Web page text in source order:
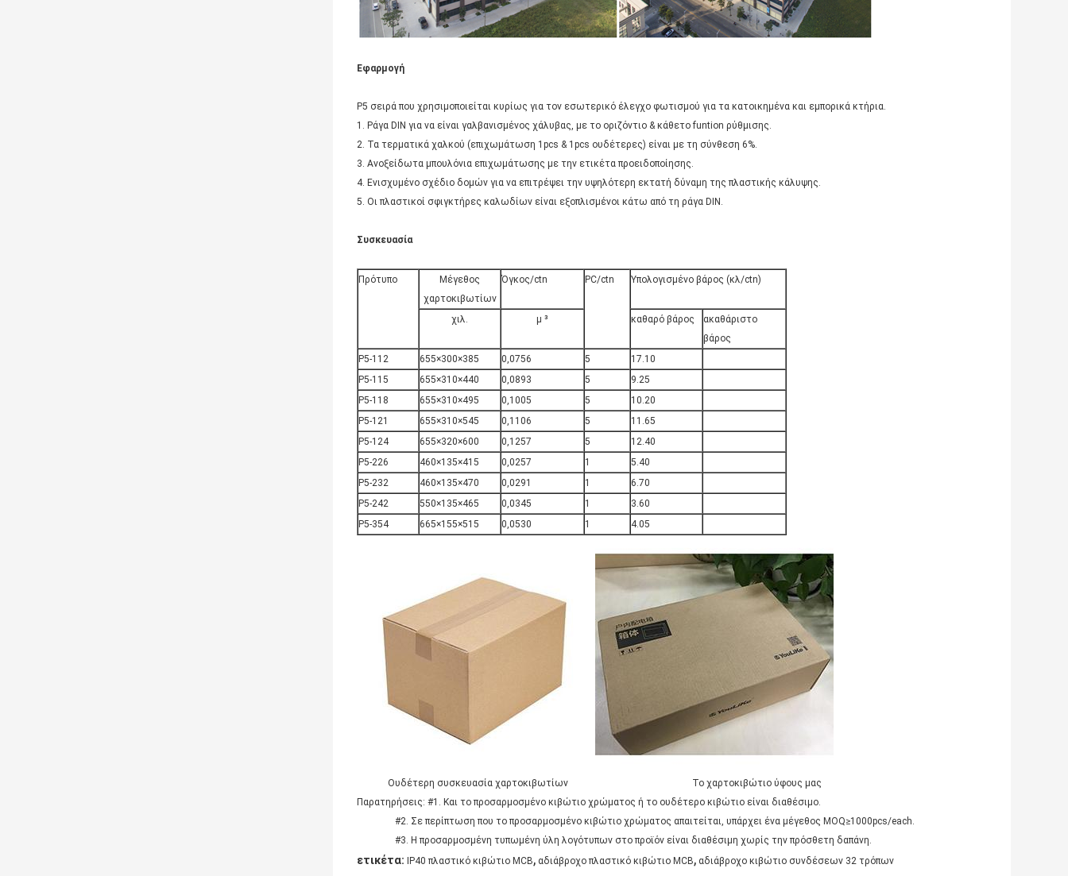
Εφαρμογή
P5 σειρά που χρησιμοποιείται κυρίως για τον εσωτερικό έλεγχο φωτισμού για τα κατοικημένα και εμπορικά κτήρια.
1. Ράγα DIN για να είναι γαλβανισμένος χάλυβας, με το οριζόντιο & κάθετο funtion ρύθμισης.
2. Τα τερματικά χαλκού (επιχωμάτωση 1pcs & 1pcs ουδέτερες) είναι με τη σύνθεση 6%.
3. Ανοξείδωτα μπουλόνια επιχωμάτωσης με την ετικέτα προειδοποίησης.
4. Ενισχυμένο σχέδιο δομών για να επιτρέψει την υψηλότερη εκτατή δύναμη της πλαστικής κάλυψης.
5. Οι πλαστικοί σφιγκτήρες καλωδίων είναι εξοπλισμένοι κάτω από τη ράγα DIN.
Συσκευασία
Πρότυπο
Μέγεθος
χαρτοκιβωτίων
Όγκος/ctn PC/ctn Υπολογισμένο βάρος (κλ/ctn)
χιλ. μ ³ καθαρό βάρος
ακαθάριστο
βάρος
P5-112
655×300×385 0,0756 5
17.10
P5-115
655×310×440 0,0893 5
9.25
P5-118
655×310×495 0,1005 5
10.20
P5-121
655×310×545 0,1106 5
11.65
P5-124
655×320×600 0,1257 5
12.40
P5-226
460×135×415 0,0257 1
5.40
P5-232
460×135×470 0,0291 1
6.70
P5-242
550×135×465 0,0345 1
3.60
P5-354
665×155×515 0,0530 1 4.05
Ουδέτερη συσκευασία χαρτοκιβωτίων Το χαρτοκιβώτιο ύφους μας
Παρατηρήσεις: #1. Και το προσαρμοσμένο κιβώτιο χρώματος ή το ουδέτερο κιβώτιο είναι διαθέσιμο.
#2. Σε περίπτωση που το προσαρμοσμένο κιβώτιο χρώματος απαιτείται, υπάρχει ένα μέγεθος MOQ≥1000pcs/each.
#3. Η προσαρμοσμένη τυπωμένη ύλη λογότυπων στο προϊόν είναι διαθέσιμη χωρίς την πρόσθετη δαπάνη.
ετικέτα: IP40 πλαστικό κιβώτιο MCB, αδιάβροχο πλαστικό κιβώτιο MCB, αδιάβροχο κιβώτιο συνδέσεων 32 τρόπων